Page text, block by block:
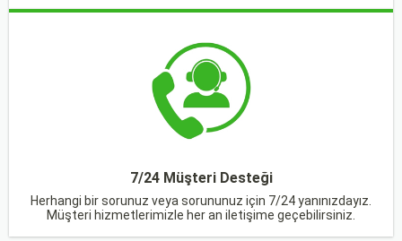
7/24 Müşteri Desteği
Herhangi bir sorunuz veya sorununuz için 7/24 yanınızdayız.
Müşteri hizmetlerimizle her an iletişime geçebilirsiniz.